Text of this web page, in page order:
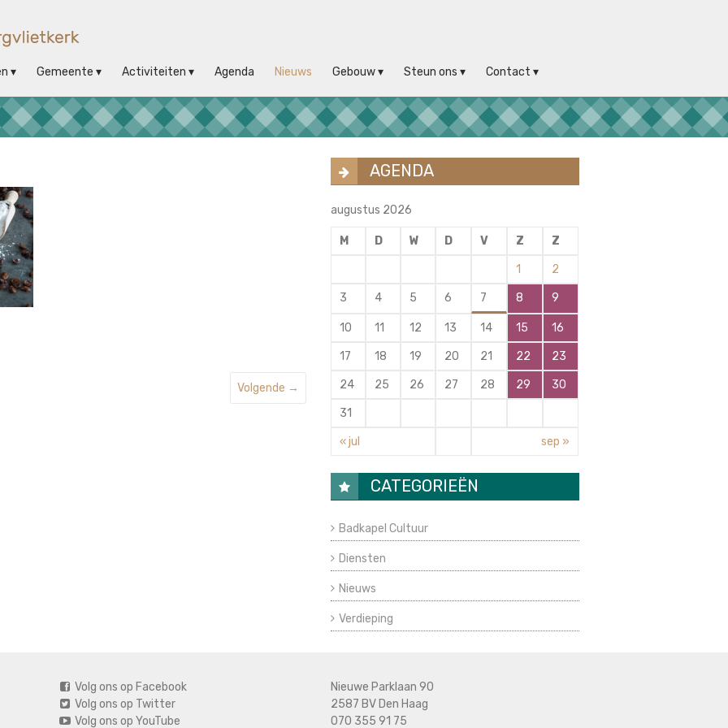
Gemeente Activiteiten Agenda Nieuws Gebouw Steun ons Contact
Volgende →
AGENDA
augustus 2026
M D W D V Z Z
1 2
3 4 5 6 7 8 9
10 11 12 13 14 15 16
17 18 19 20 21 22 23
24 25 26 27 28 29 30
31
« jul sep »
CATEGORIEËN
Badkapel Cultuur
Diensten
Nieuws
Verdieping
Volg ons op Facebook
Volg ons op Twitter
Volg ons op YouTube
Nieuwe Parklaan 90
2587 BV Den Haag
070 355 91 75